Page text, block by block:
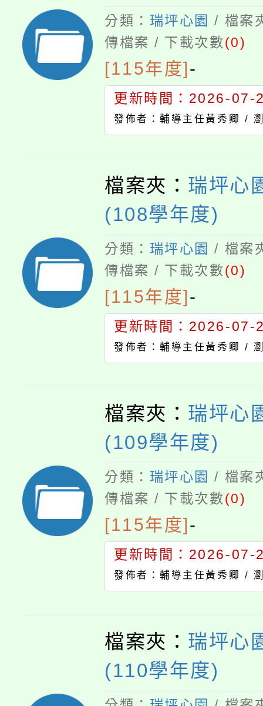
分類： 瑞坪心園 / 檔案
傳檔案 / 下載次數(0)
[115年度]-
更新時間：2026-07-
發佈者：輔導主任黃秀卿 /
檔案夾： 瑞坪心
(108學年度)
分類： 瑞坪心園 / 檔案
傳檔案 / 下載次數(0)
[115年度]-
更新時間：2026-07-
發佈者：輔導主任黃秀卿 /
檔案夾： 瑞坪心
(109學年度)
分類： 瑞坪心園 / 檔案
傳檔案 / 下載次數(0)
[115年度]-
更新時間：2026-07-
發佈者：輔導主任黃秀卿 /
檔案夾： 瑞坪心
(110學年度)